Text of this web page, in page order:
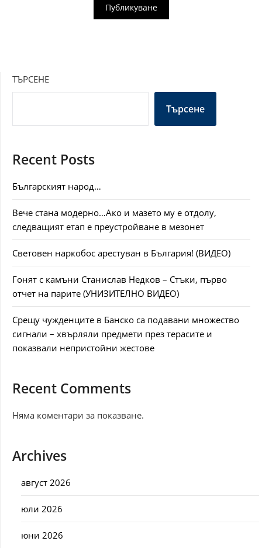
ТЪРСЕНЕ
Търсене
Recent Posts
Българският народ…
Вече стана модерно…Ако и мазето му е отдолу,
следващият етап е преустройване в мезонет
Световен наркобос арестуван в България! (ВИДЕО)
Гонят с камъни Станислав Недков – Стъки, първо
отчет на парите (УНИЗИТЕЛНО ВИДЕО)
Срещу чужденците в Банско са подавани множество
сигнали – хвърляли предмети през терасите и
показвали непристойни жестове
Recent Comments
Няма коментари за показване.
Archives
август 2026
юли 2026
юни 2026